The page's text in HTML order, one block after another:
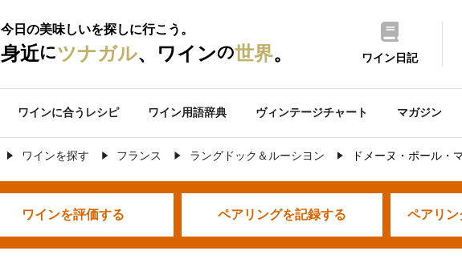
今日の美味しいを探しに行こう。
身近にツナガル、ワインの世界。 ワイン日記
ワインに合うレシピ ワイン用語辞典 ヴィンテージチャート マガジン
ワインを探す フランス ラングドック＆ルーシヨン ドメーヌ・ポール・
ワインを評価する ペアリングを記録する ペアリン